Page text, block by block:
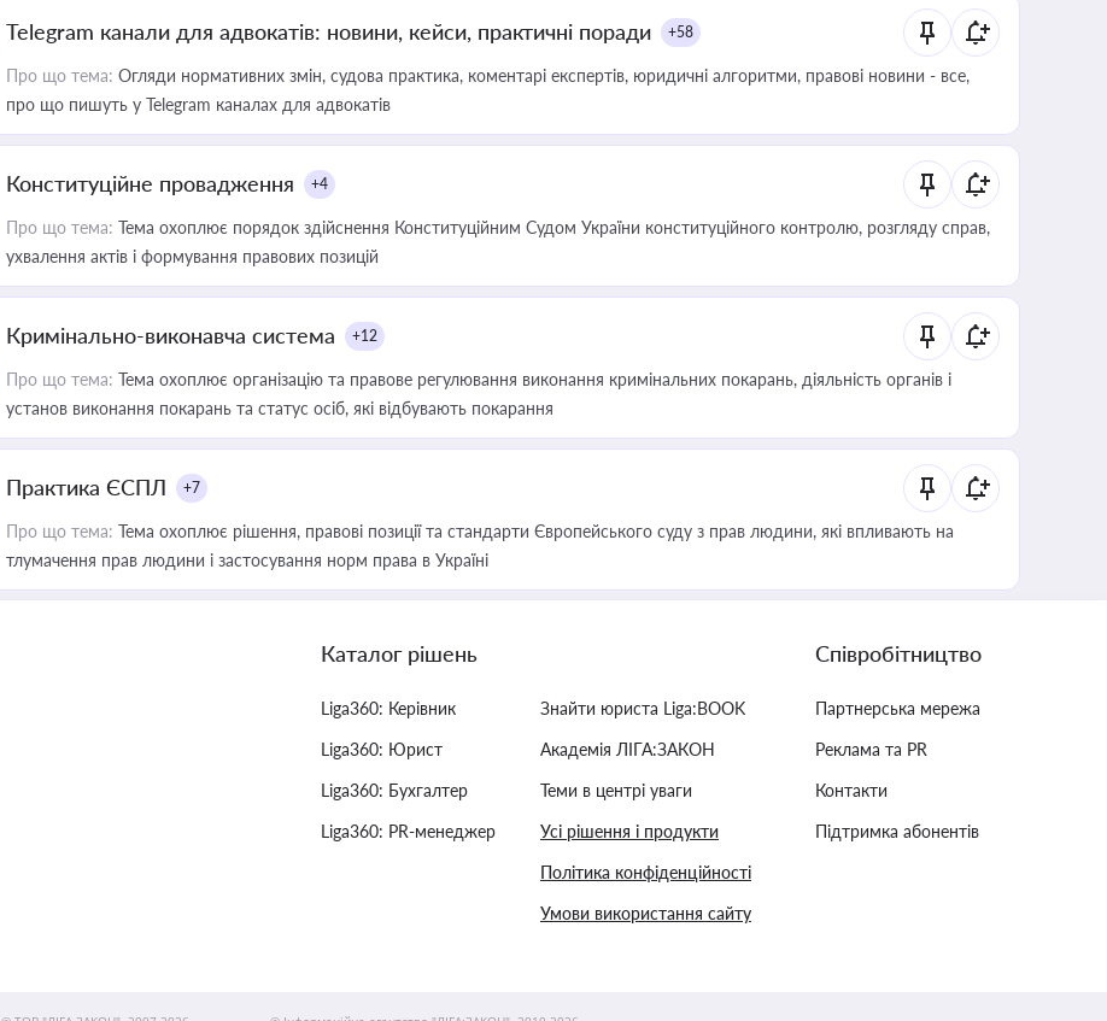
Telegram канали для адвокатів: новини, кейси, практичні поради +58
Про що тема: Огляди нормативних змін, судова практика, коментарі експертів, юридичні алгоритми, правові новини - все,
про що пишуть у Telegram каналах для адвокатів
Конституційне провадження +4
Про що тема: Тема охоплює порядок здійснення Конституційним Судом України конституційного контролю, розгляду справ,
ухвалення актів і формування правових позицій
Кримінально-виконавча система +12
Про що тема: Тема охоплює організацію та правове регулювання виконання кримінальних покарань, діяльність органів і
установ виконання покарань та статус осіб, які відбувають покарання
Практика ЄСПЛ +7
Про що тема: Тема охоплює рішення, правові позиції та стандарти Європейського суду з прав людини, які впливають на
тлумачення прав людини і застосування норм права в Україні
Каталог рішень
Liga360: Керівник
Liga360: Юрист
Liga360: Бухгалтер
Liga360: PR-менеджер
Знайти юриста Liga:BOOK
Академія ЛІГА:ЗАКОН
Теми в центрі уваги
Усі рішення і продукти
Політика конфіденційності
Умови використання сайту
Співробітництво
Партнерська мережа
Реклама та PR
Контакти
Підтримка абонентів